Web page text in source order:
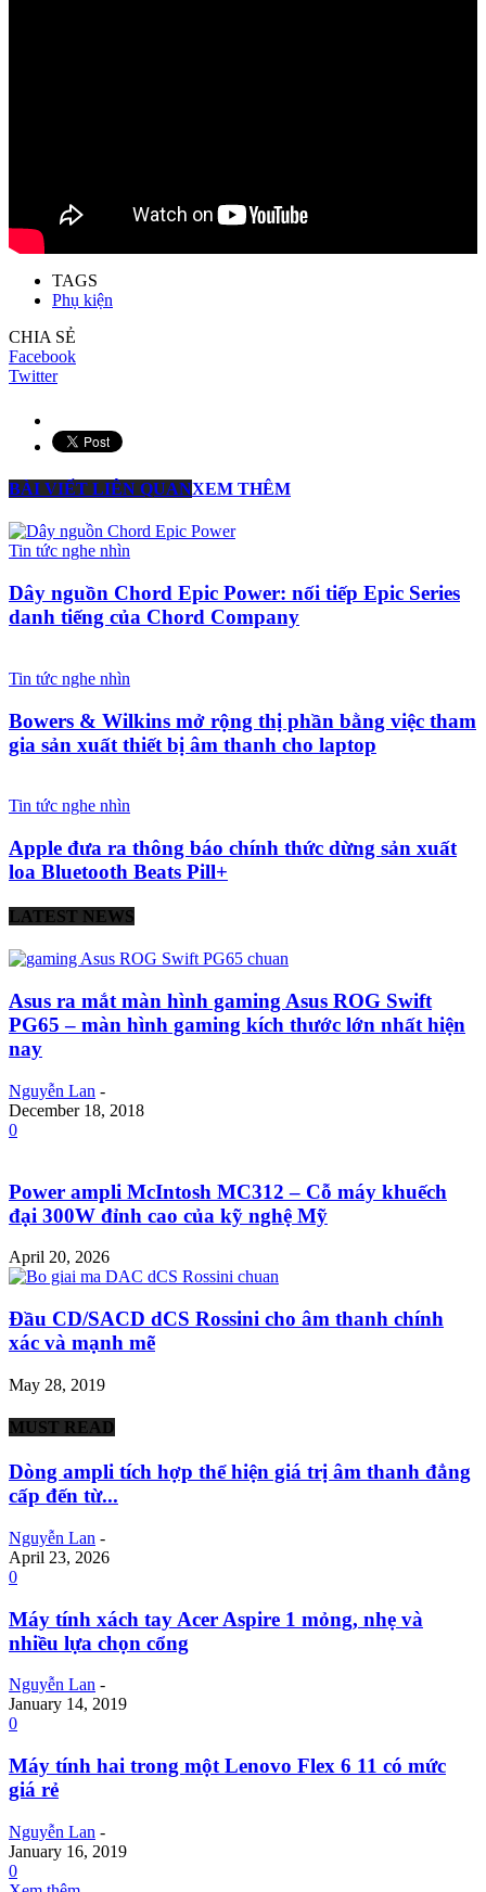
TAGS
Phụ kiện
CHIA SẺ
Facebook
Twitter
BÀI VIẾT LIÊN QUANXEM THÊM
Tin tức nghe nhìn
Dây nguồn Chord Epic Power: nối tiếp Epic Series
danh tiếng của Chord Company
Tin tức nghe nhìn
Bowers & Wilkins mở rộng thị phần bằng việc tham
gia sản xuất thiết bị âm thanh cho laptop
Tin tức nghe nhìn
Apple đưa ra thông báo chính thức dừng sản xuất
loa Bluetooth Beats Pill+
LATEST NEWS
Asus ra mắt màn hình gaming Asus ROG Swift
PG65 – màn hình gaming kích thước lớn nhất hiện
nay
Nguyễn Lan -
December 18, 2018
0
Power ampli McIntosh MC312 – Cỗ máy khuếch
đại 300W đỉnh cao của kỹ nghệ Mỹ
April 20, 2026
Đầu CD/SACD dCS Rossini cho âm thanh chính
xác và mạnh mẽ
May 28, 2019
MUST READ
Dòng ampli tích hợp thể hiện giá trị âm thanh đẳng
cấp đến từ...
Nguyễn Lan -
April 23, 2026
0
Máy tính xách tay Acer Aspire 1 mỏng, nhẹ và
nhiều lựa chọn cổng
Nguyễn Lan -
January 14, 2019
0
Máy tính hai trong một Lenovo Flex 6 11 có mức
giá rẻ
Nguyễn Lan -
January 16, 2019
0